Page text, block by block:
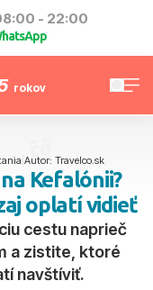
- 22:00
rokov
Autor: Travelco.sk
Kefalónii?
oplatí vidieť
cestu naprieč
a zistite, ktoré
navštíviť.